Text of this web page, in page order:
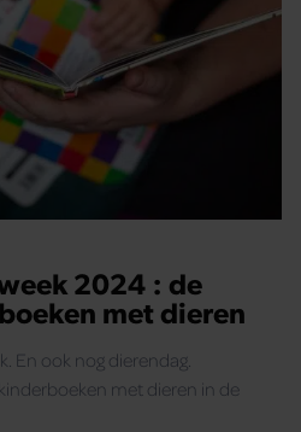
2024 : de
met dieren
En ook nog dierendag.
met dieren in de